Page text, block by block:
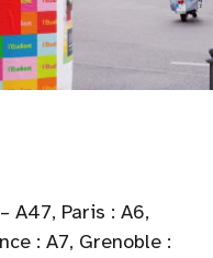
A47, Paris : A6,
: A7, Grenoble :